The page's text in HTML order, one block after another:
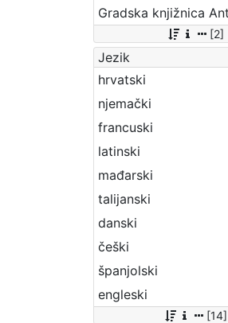
[2]
Jezik
hrvatski
njemački
francuski
latinski
mađarski
talijanski
danski
češki
španjolski
engleski
[14]